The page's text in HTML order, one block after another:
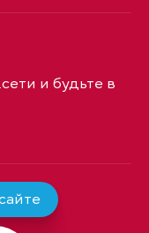
и будьте в